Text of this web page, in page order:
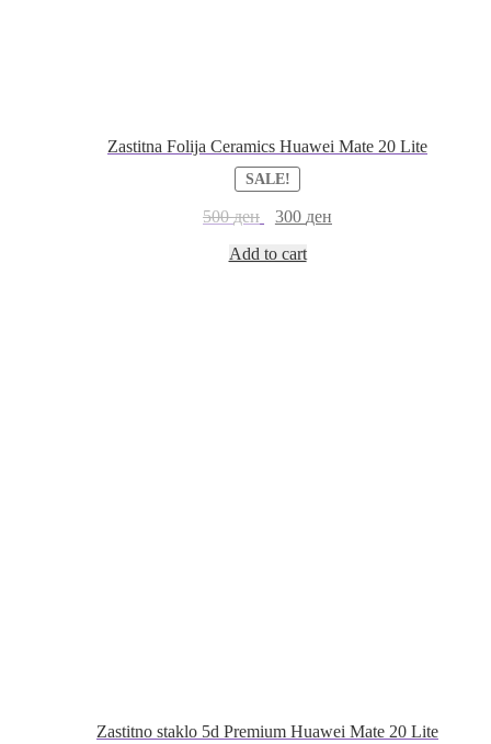
Zastitna Folija Ceramics Huawei Mate 20 Lite
SALE!
500ден 300 ден
Add to cart
Zastitno staklo 5d Premium Huawei Mate 20 Lite